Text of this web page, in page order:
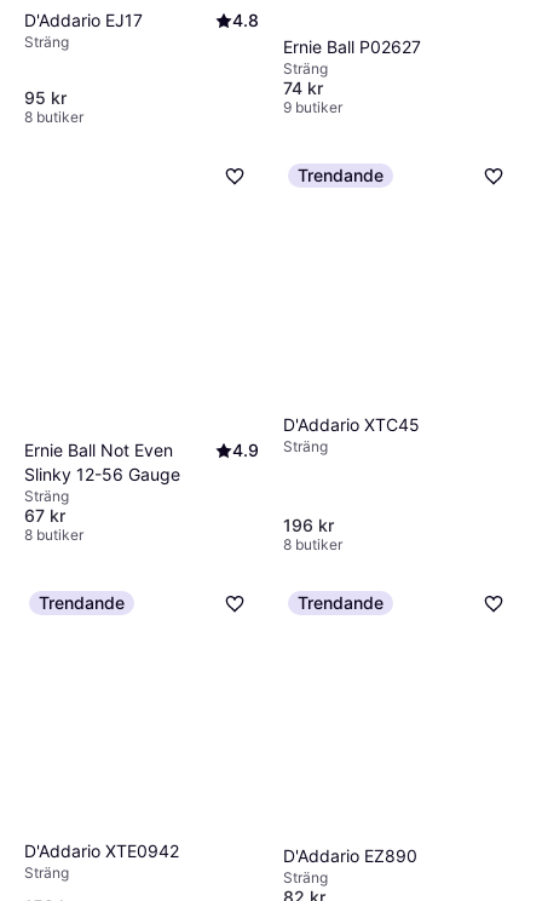
D'Addario EJ17 4.8
Sträng
95 kr
8 butiker
Ernie Ball P02627
Sträng
74 kr
9 butiker
Ernie Ball Not Even
Slinky 12-56 Gauge
4.9
Sträng
67 kr
8 butiker
Trendande
D'Addario XTC45
Sträng
196 kr
8 butiker
Trendande
D'Addario XTE0942
Sträng
Trendande
D'Addario EZ890
Sträng
82 kr